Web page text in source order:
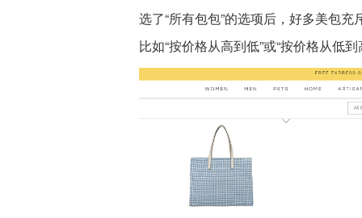
选了“所有包包”的选项后，好多美包
比如“按价格从高到低”或“按价格从低到